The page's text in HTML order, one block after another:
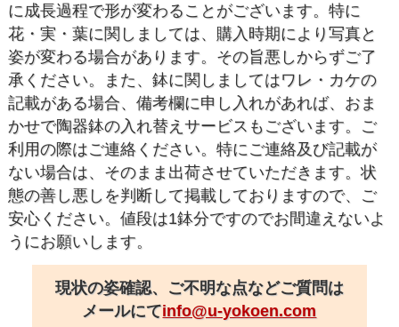
に成長過程で形が変わることがございます。特に
花・実・葉に関しましては、購入時期により写真と
姿が変わる場合があります。その旨悪しからずご了
承ください。また、鉢に関しましてはワレ・カケの
記載がある場合、備考欄に申し入れがあれば、おま
かせで陶器鉢の入れ替えサービスもございます。ご
利用の際はご連絡ください。特にご連絡及び記載が
ない場合は、そのまま出荷させていただきます。状
態の善し悪しを判断して掲載しておりますので、ご
安心ください。値段は1鉢分ですのでお間違えないよ
うにお願いします。
現状の姿確認、ご不明な点などご質問は
メールにてinfo@u-yokoen.com